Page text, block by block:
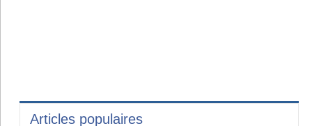
Articles populaires